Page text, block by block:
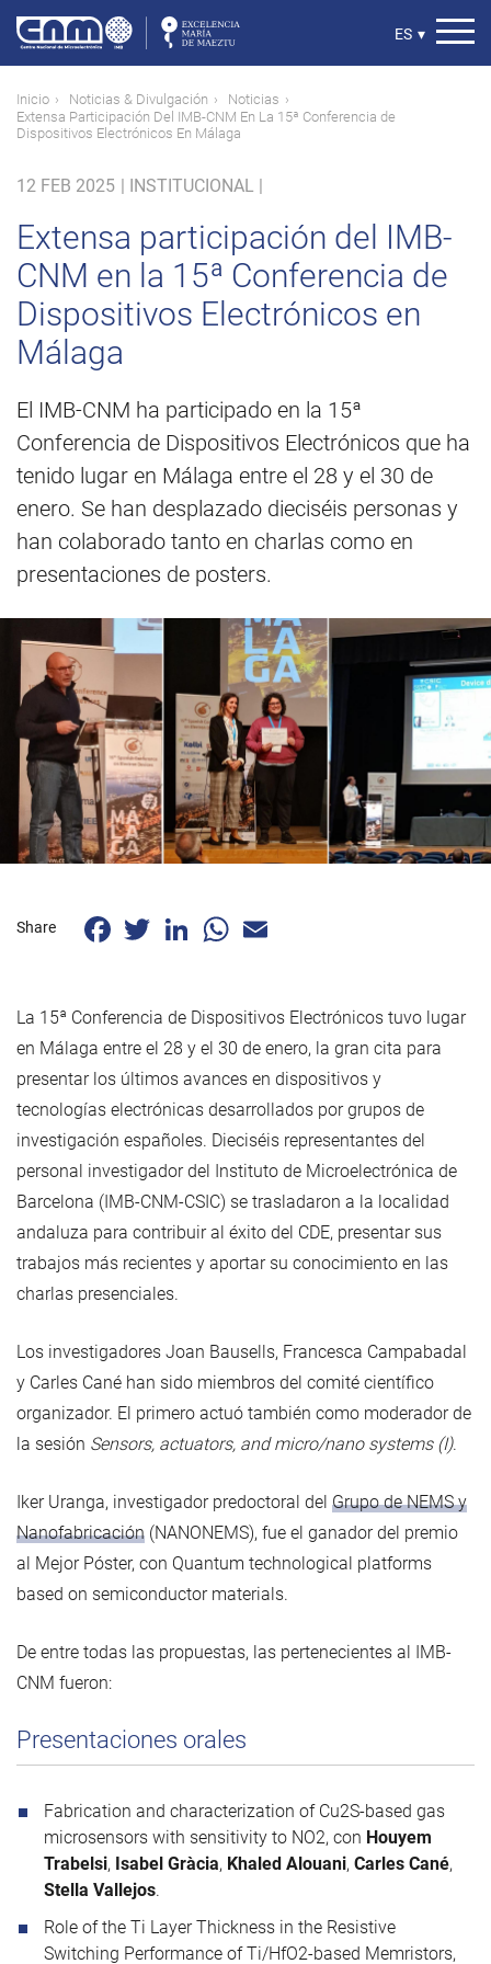
contenido
principal
Select
ES ▾
Ruta
de
Inicio Noticias & Divulgación
Noticias
Extensa Participación Del IMB-CNM En La 15ª Conferencia de
Dispositivos Electrónicos En Málaga
12 FEB 2025 | INSTITUCIONAL |
Extensa participación del IMB-
CNM en la 15ª Conferencia de
Dispositivos Electrónicos en
Málaga
El IMB-CNM ha participado en la 15ª
Conferencia de Dispositivos Electrónicos que ha
tenido lugar en Málaga entre el 28 y el 30 de
enero. Se han desplazado dieciséis personas y
han colaborado tanto en charlas como en
presentaciones de posters.
Share FacebookTwitterLinkedInWhatsApp
La 15ª Conferencia de Dispositivos Electrónicos tuvo lugar
en Málaga entre el 28 y el 30 de enero, la gran cita para
presentar los últimos avances en dispositivos y
tecnologías electrónicas desarrollados por grupos de
investigación españoles. Dieciséis representantes del
personal investigador del Instituto de Microelectrónica de
Barcelona (IMB-CNM-CSIC) se trasladaron a la localidad
andaluza para contribuir al éxito del CDE, presentar sus
trabajos más recientes y aportar su conocimiento en las
charlas presenciales.
Los investigadores Joan Bausells, Francesca Campabadal
y Carles Cané han sido miembros del comité científico
organizador. El primero actuó también como moderador de
la sesión Sensors, actuators, and micro/nano systems (I).
Iker Uranga, investigador predoctoral del Grupo de NEMS y
Nanofabricación (NANONEMS), fue el ganador del premio
al Mejor Póster, con Quantum technological platforms
based on semiconductor materials.
De entre todas las propuestas, las pertenecientes al IMB-
CNM fueron:
Presentaciones orales
Fabrication and characterization of Cu2S-based gas
microsensors with sensitivity to NO2, con Houyem
Trabelsi, Isabel Gràcia, Khaled Alouani, Carles Cané,
Stella Vallejos.
Role of the Ti Layer Thickness in the Resistive
Switching Performance of Ti/HfO2-based Memristors,